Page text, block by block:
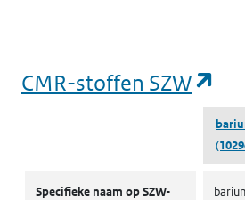
CMR-stoffen SZW
Specifieke naam op SZW-